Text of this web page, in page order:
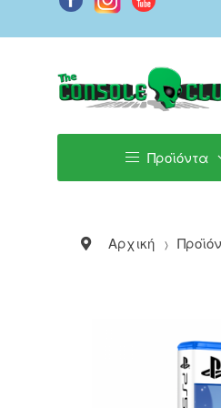
Προϊόντα
Αρχική